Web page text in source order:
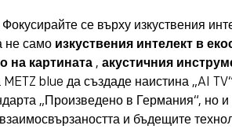
се върху изкуствения
не само изкуствения интелект в
на картината ,акустичния
blue да създаде наистина „AI
„Произведено в Германия“, но
и бъдещите